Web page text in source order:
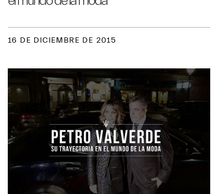
16 DE DICIEMBRE DE 2015